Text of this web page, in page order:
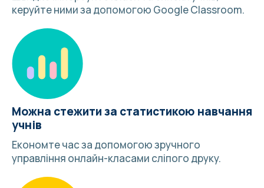
керуйте ними за допомогою Google Classroom.
Можна стежити за статистикою навчання
учнів
Економте час за допомогою зручного
управління онлайн-класами сліпого друку.